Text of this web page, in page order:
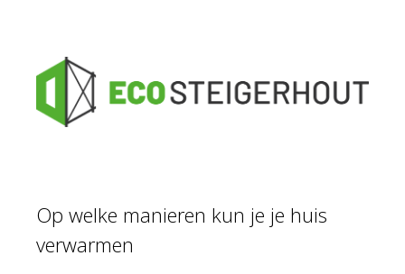
Op welke manieren kun je je huis
verwarmen